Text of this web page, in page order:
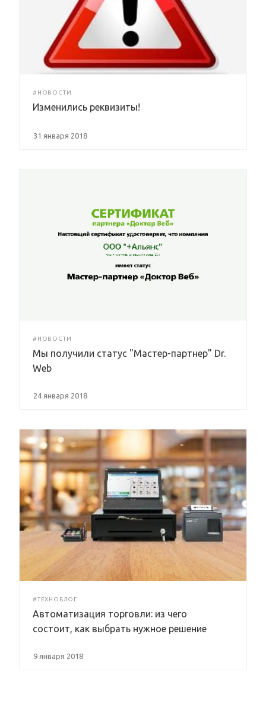
#НОВОСТИ
Изменились реквизиты!
31 января 2018
#НОВОСТИ
Мы получили статус "Мастер-партнер" Dr.
Web
24 января 2018
#ТЕХНОБЛОГ
Автоматизация торговли: из чего
состоит, как выбрать нужное решение
9 января 2018